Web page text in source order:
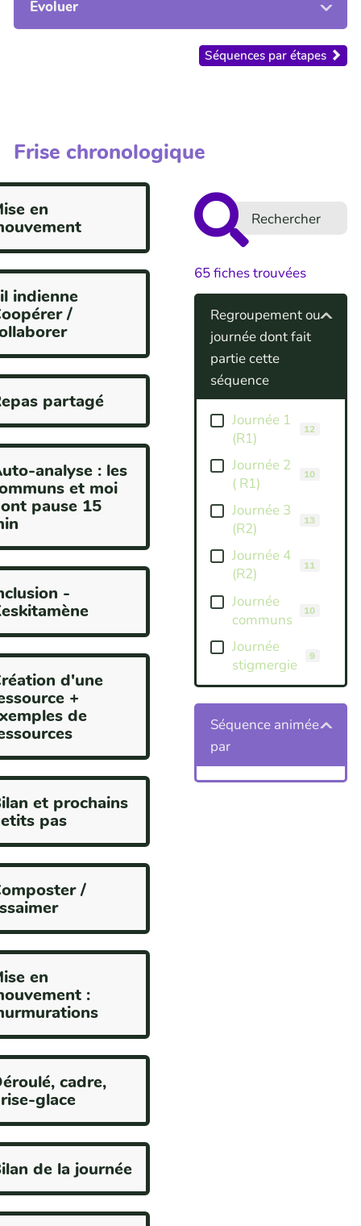
les
Evoluer
Séquences par étapes
Frise chronologique
65fiches trouvées
Regroupement ou
journée dont fait
partie cette
séquence
Journée 1
(R1)
12
Journée 2
( R1)
10
Journée 3
(R2)
13
Journée 4
(R2)
11
Journée
communs
10
Journée
stigmergie
9
Séquence animée
par
en
indienne
/
partagé
analyse : les
et moi
pause 15
-
d'une
+
de
et prochains
pas
/
en
:
cadre,
glace
de la journée